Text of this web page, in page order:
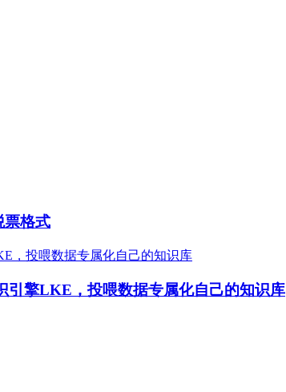
票格式
引擎LKE，投喂数据专属化自己的知识库